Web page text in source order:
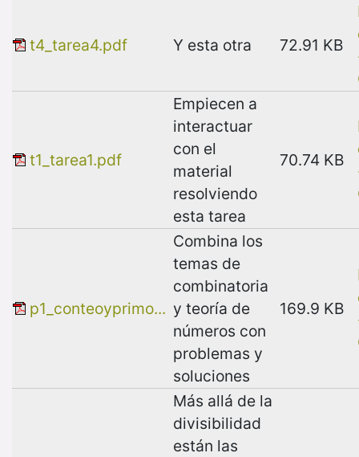
t4_tarea4.pdf Y esta otra 72.91 KB
t1_tarea1.pdf
Empiecen a
interactuar
con el
material
resolviendo
esta tarea
70.74 KB
p1_conteoyprimo...
Combina los
temas de
combinatoria
y teoría de
números con
problemas y
soluciones
169.9 KB
Más allá de la
divisibilidad
están las